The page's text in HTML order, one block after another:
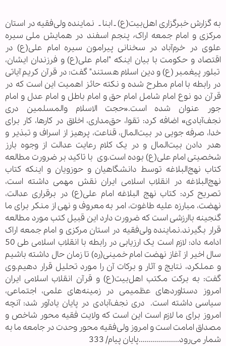
به گزارش خبرگزاری اهل‌بیت(ع) ـ ابنا ـ نماینده ولی‌فقیه در استان
مرکزی و امام جمعه اراک٬ پنجم اسفند در همایش ملی سیره
علوی در خرم‌آباد در سخنانی پیرامون سیره امام علی(ع) در
اقتصاد و حکومت با بیان اینکه "امام علی(ع) و فرزندان ایشان،
تبلور پیغمبر(ع) و دین اسلام هستند" گفت: در قرآن کریم آیاتی
در رابطه با امام مطرح شده و نکته حائز اهمیت این است که در
قرآن دو نوع امام شامل امام حق و امام باطل و امام عدل و امام
جور عنوان شده است.«حجت الاسلام والمسلمین دری‌
نجف‌آبادی» اضافه کرد: تقوا، حق‌مداری، اخلاق در کارها، کار برای
خدا، صرفه جویی در بیت‌المال، قناعت، پرهیز از اسراف و تبذیر و
هدر دادن بیت‌المال و در یک کلام رعایت عدالت از وجوه بارز
شخصیتی امام علی(ع) بوده است.وی با تاکید بر ضرورت مطالعه
کتاب نهج‌البلاغه توسط دانشگاهیان و حوزویان و اینکه کتاب
نهج‌البلاغه در انقلاب اسلامی ایران نقش مهمی داشته است،
تصریح کرد: کتاب نهج البلاغه امام علی(ع) در برقراری عدالت،
نهضت، مبارزه علیه طاغوت، امر به معروف و نهی از منکر برای ما
گنجینه باارزشی است که ضرورت دارد این قبیل کتب مورد مطالعه
قرار بگیرند.نماینده ولی‌فقیه در استان مرکزی و امام جمعه اراک
ادامه داد: لازم است یک ارزیابی در رابطه با انقلاب اسلامی طی 50
سال اخیر از آغاز نهضت امام خمینی(ره) تا زمان حال داشته باشیم
و عملکرد، نتایج و آثار و برکات آن را مورد تحلیل قرار دهیم.وی
گفت: به برکت مکتب اهل‌بیت(ع) و قرآن انقلاب اسلامی ایران
امروز دستاوردهای عظمیمی در زمینه‌های علمی، اجتماعی،
سیاسی داشته است. دری نجف‌آبادی در پایان یادآور شد: آنچه
امروز برای ما لازم است این است که ولایت فقیه محور شاخص و
مصداق امامت است و امروز ولی‌فقیه محور وحدت در جامعه ما به
شمار می‌رود....................پایان پیام/ 333